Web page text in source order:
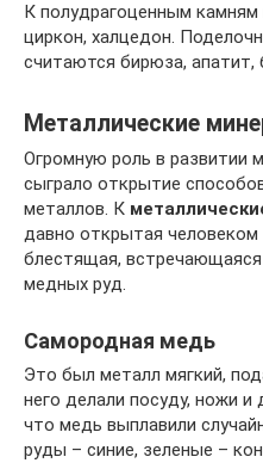
К полудрагоценным камням
циркон, халцедон.
считаются бирюза, апатит,
Металлические
Огромную роль в развитии
сыграло открытие
металлов. К
давно открытая человеком
блестящая,
медных руд.
Самородная медь
Это был металл мягкий,
него делали посуду, ножи и
что медь выплавили
руды – синие, зеленые –